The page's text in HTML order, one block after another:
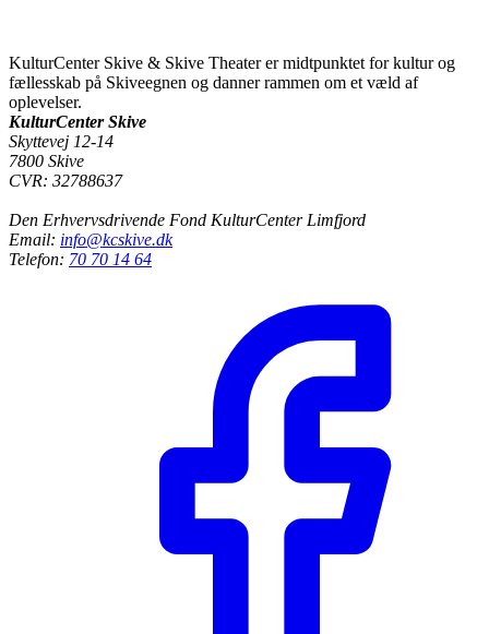
KulturCenter Skive & Skive Theater er midtpunktet for kultur og
fællesskab på Skiveegnen og danner rammen om et væld af
oplevelser.
KulturCenter Skive
Skyttevej 12-14
7800 Skive
CVR: 32788637
Den Erhvervsdrivende Fond KulturCenter Limfjord
Email: info@kcskive.dk
Telefon: 70 70 14 64